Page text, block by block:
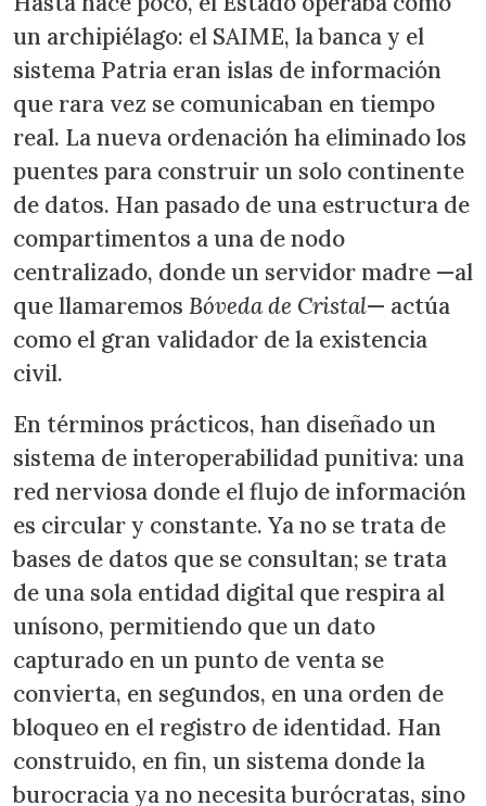
un archipiélago: el SAIME, la banca y el
sistema Patria eran islas de información
que rara vez se comunicaban en tiempo
real. La nueva ordenación ha eliminado los
puentes para construir un solo continente
de datos. Han pasado de una estructura de
compartimentos a una de nodo
centralizado, donde un servidor madre —al
que llamaremos Bóveda de Cristal— actúa
como el gran validador de la existencia
civil.
En términos prácticos, han diseñado un
sistema de interoperabilidad punitiva: una
red nerviosa donde el flujo de información
es circular y constante. Ya no se trata de
bases de datos que se consultan; se trata
de una sola entidad digital que respira al
unísono, permitiendo que un dato
capturado en un punto de venta se
convierta, en segundos, en una orden de
bloqueo en el registro de identidad. Han
construido, en fin, un sistema donde la
burocracia ya no necesita burócratas, sino